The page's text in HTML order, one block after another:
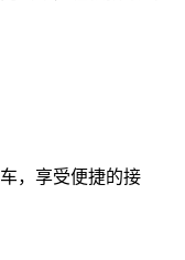
，享受便捷的接